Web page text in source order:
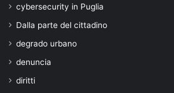
cybersecurity in Puglia
Dalla parte del cittadino
degrado urbano
denuncia
diritti